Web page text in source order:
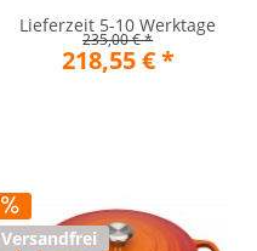
Lieferzeit 5-10 Werktage
235,00 € *
218,55 € *
Versandfrei